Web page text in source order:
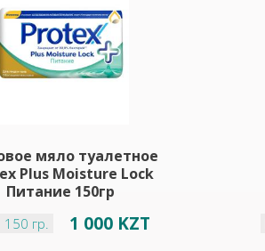
мяло туалетное
Plus Moisture Lock
Питание 150гр
150 гр. 1 000 KZT